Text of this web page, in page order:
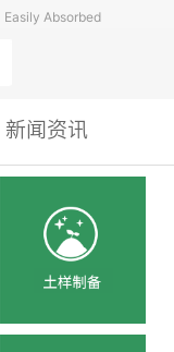
Easily Absorbed
新闻资讯